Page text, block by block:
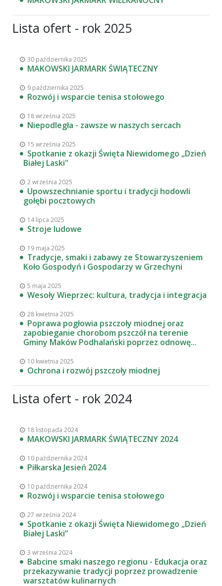
Lista ofert - rok 2025
30 października 2025
MAKOWSKI JARMARK ŚWIĄTECZNY
9 października 2025
Rozwój i wsparcie tenisa stołowego
18 września 2025
Niepodległa - zawsze w naszych sercach
15 września 2025
Spotkanie z okazji Święta Niewidomego „Dzień
Białej Laski"
2 września 2025
Upowszechnianie sportu i tradycji hodowli
gołębi pocztowych
14 lipca 2025
Stroje ludowe
19 maja 2025
Tradycje, smaki i zabawy ze Stowarzyszeniem
Koło Gospodyń i Gospodarzy w Grzechyni
5 maja 2025
Wesoły Wieprzec: kultura, tradycja i integracja
28 kwietnia 2025
Poprawa pogłowia pszczoły miodnej oraz
zapobieganie chorobom pszczół na terenie
Gminy Maków Podhalański poprzez odnowę...
10 kwietnia 2025
Ochrona i rozwój pszczoły miodnej
Lista ofert - rok 2024
18 listopada 2024
MAKOWSKI JARMARK ŚWIĄTECZNY 2024
10 października 2024
Piłkarska Jesień 2024
10 października 2024
Rozwój i wsparcie tenisa stołowego
27 września 2024
Spotkanie z okazji Święta Niewidomego „Dzień
Białej Laski”
3 września 2024
Babcine smaki naszego regionu - Edukacja oraz
przekazywanie tradycji poprzez prowadzenie
warsztatów kulinarnych